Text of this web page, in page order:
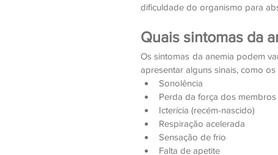
dificuldade do organismo para
Quais sintomas da
Os sintomas da anemia podem
apresentar alguns sinais, como os
Sonolência
Perda da força dos membros
Icterícia (recém-nascido)
Respiração acelerada
Sensação de frio
Falta de apetite